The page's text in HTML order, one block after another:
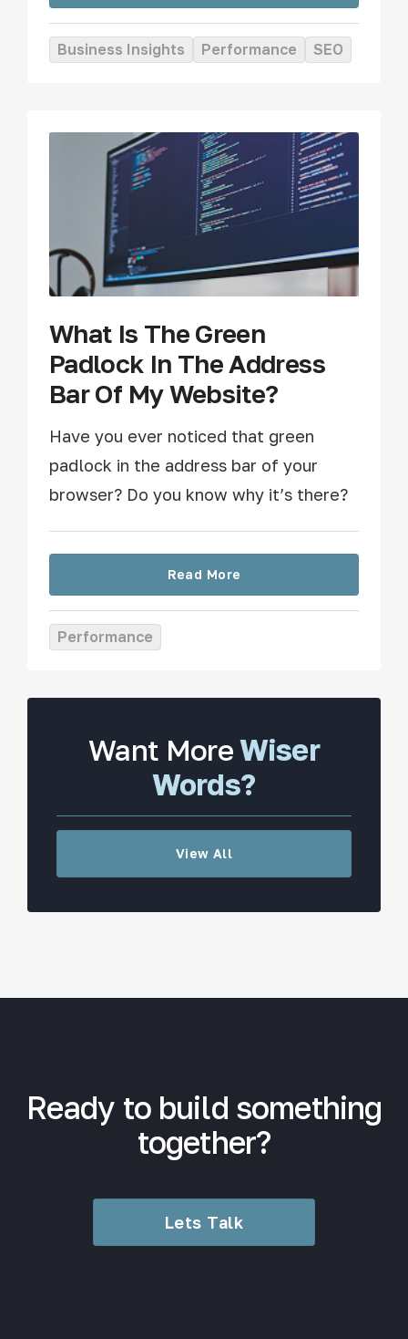
Business Insights Performance SEO
What Is The Green
Padlock In The Address
Bar Of My Website?
Have you ever noticed that green
padlock in the address bar of your
browser? Do you know why it’s there?
Read More
Performance
Want MoreWiser
Words?
View All
Ready to build something
together?
Lets Talk